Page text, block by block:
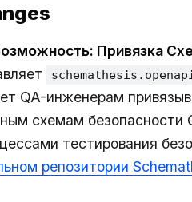
Привязка
QA-инженерам
схемам безопасности
тестирования
репозитории